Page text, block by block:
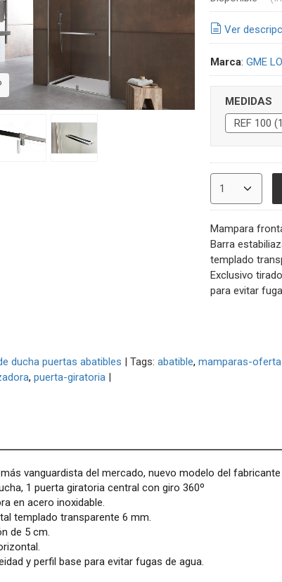
Ver
Marca: GME
MEDIDAS
Mampara
Barra
templado
Exclusivo
para evitar
ducha puertas abatibles | Tags: abatible mamparas-
puerta-giratoria |
vanguardista del mercado, nuevo modelo del
1 puerta giratoria central con giro 360º
en acero inoxidable.
templado transparente 6 mm.
de 5 cm.
y perfil base para evitar fugas de agua.